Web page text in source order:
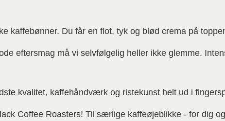
kaffebønner. Du får en flot, tyk og blød crema på
eftersmag må vi selvfølgelig heller ikke glemme.
kvalitet, kaffehåndværk og ristekunst helt ud i
Coffee Roasters! Til særlige kaffeøjeblikke - for dig